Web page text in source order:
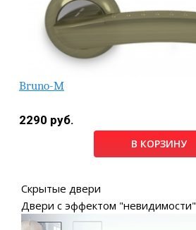
Bruno-M
2290 руб.
В КОРЗИНУ
Скрытые двери
Двери с эффектом "невидимости"